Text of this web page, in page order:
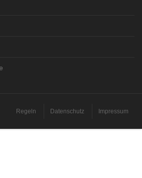
Regeln Datenschutz Impressum